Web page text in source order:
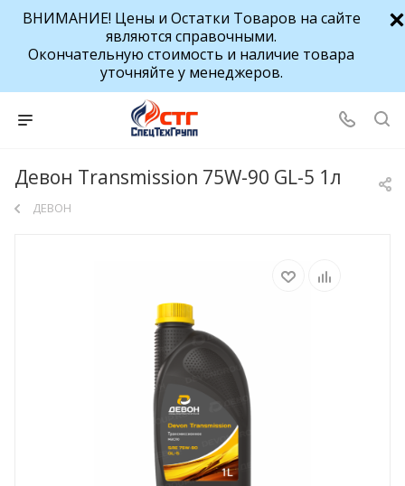
ВНИМАНИЕ! Цены и Остатки Товаров на сайте
являются справочными.
Окончательную стоимость и наличие товара
уточняйте у менеджеров.
Девон Transmission 75W-90 GL-5 1л
ДЕВОН